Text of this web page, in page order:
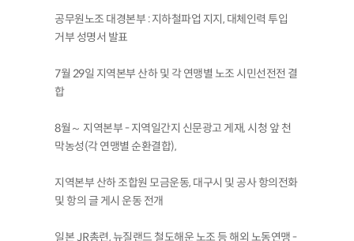
공무원노조 대경본부 : 지하철파업 지지, 대체인력 투입
거부 성명서 발표
7월 29일 지역본부 산하 및 각 연맹별 노조 시민선전전 결
합
8월～ 지역본부 - 지역일간지 신문광고 게재, 시청 앞 천
막농성(각 연맹별 순환결합),
지역본부 산하 조합원 모금운동, 대구시 및 공사 항의전화
및 항의 글 게시 운동 전개
일본 JR총련, 뉴질랜드 철도해운 노조 등 해외 노동연맹 -